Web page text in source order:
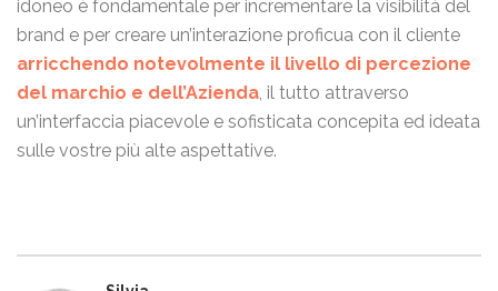
idoneo è fondamentale per incrementare la visibilità del
brand e per creare un’interazione proficua con il cliente
arricchendo notevolmente il livello di percezione
del marchio e dell’Azienda , il tutto attraverso
un’interfaccia piacevole e sofisticata concepita ed ideata
sulle vostre più alte aspettative.